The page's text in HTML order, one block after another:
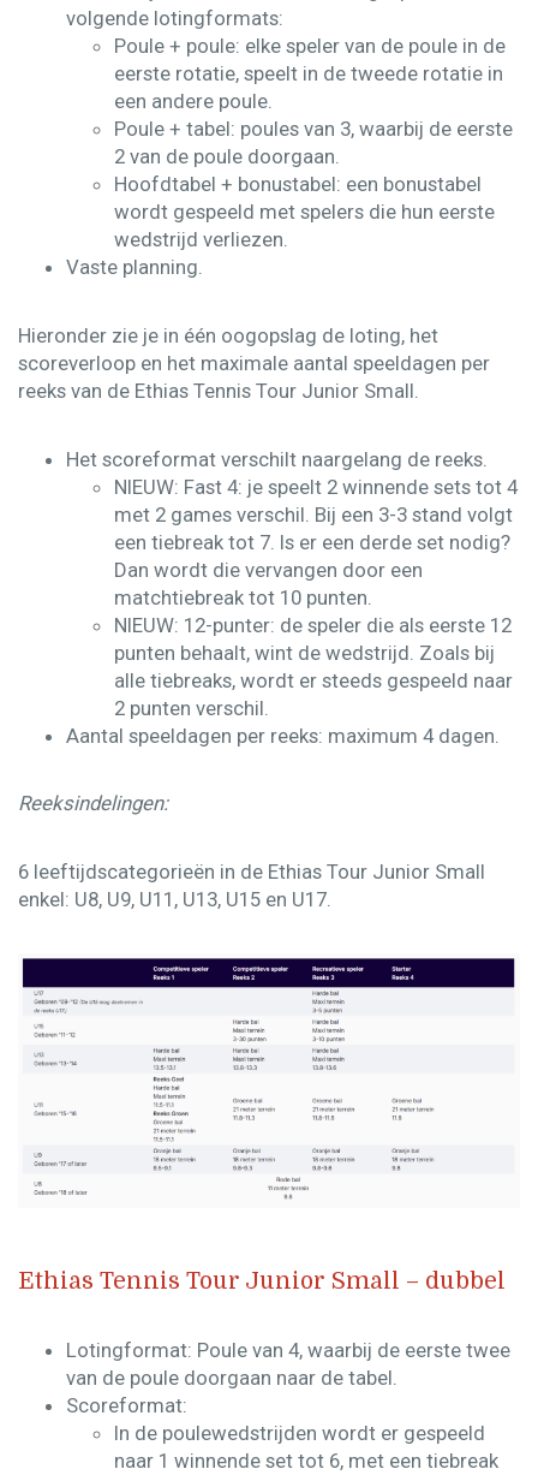
volgende lotingformats:​
Poule + poule​: elke speler van de poule in de
eerste rotatie, speelt in de tweede rotatie in
een andere poule.
Poule + tabel: poules van 3, waarbij de eerste
2 van de poule doorgaan.
Hoofdtabel + bonustabel: een bonustabel
wordt gespeeld met spelers die hun eerste
wedstrijd verliezen.
Vaste planning.​
Hieronder zie je in één oogopslag de loting, het
scoreverloop en het maximale aantal speeldagen per
reeks van de Ethias Tennis Tour Junior Small.
Het scoreformat verschilt naargelang de reeks.​
NIEUW: Fast 4: je speelt 2 winnende sets tot 4
met 2 games verschil. Bij een 3-3 stand volgt
een tiebreak tot 7. Is er een derde set nodig?
Dan wordt die vervangen door een
matchtiebreak tot 10 punten. ​
NIEUW: 12-punter: de speler die als eerste 12
punten behaalt, wint de wedstrijd.​ Zoals bij
alle tiebreaks, wordt er steeds gespeeld naar
2 punten verschil.​​
Aantal speeldagen per reeks: maximum 4 dagen.​
Reeksindelingen:
6 leeftijdscategorieën in de Ethias Tour Junior Small
enkel: U8, U9, U11, U13, U15 en U17.
Ethias Tennis Tour Junior Small – dubbel
Lotingformat: Poule van 4, waarbij de eerste twee
van de poule doorgaan naar de tabel.​
Scoreformat: ​
In de poulewedstrijden wordt er gespeeld
naar 1 winnende set tot 6, met een tiebreak